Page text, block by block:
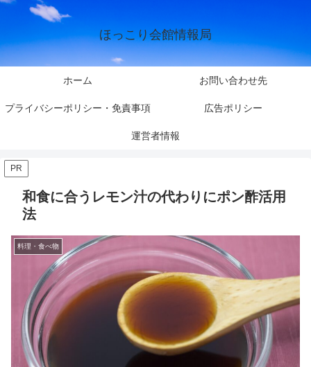
ほっこり会館情報局
ホーム お問い合わせ先
プライバシーポリシー・免責事項 広告ポリシー
運営者情報
PR
和食に合うレモン汁の代わりにポン酢活用
法
料理・食べ物